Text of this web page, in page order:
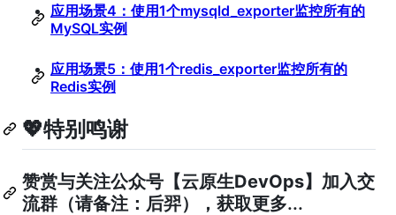
应用场景4：使用1个mysqld_exporter监控所有的
MySQL实例
应用场景5：使用1个redis_exporter监控所有的
Redis实例
💖特别鸣谢
赞赏与关注公众号【云原生DevOps】加入交
流群（请备注：后羿），获取更多...